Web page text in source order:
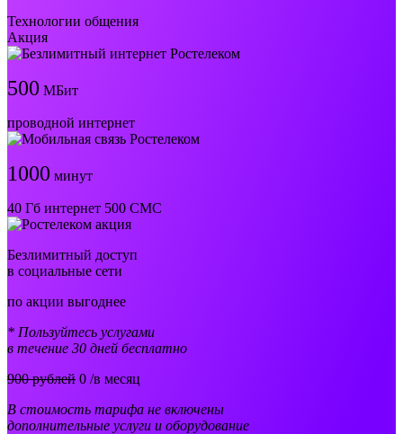
Технологии общения
Акция
500 МБит
проводной интернет
1000 минут
40 Гб интернет 500 СМС
Безлимитный доступ
в социальные сети
по акции выгоднее
* Пользуйтесь услугами
в течение 30 дней бесплатно
900 рублей 0 /в месяц
В стоимость тарифа не включены
дополнительные услуги и оборудование